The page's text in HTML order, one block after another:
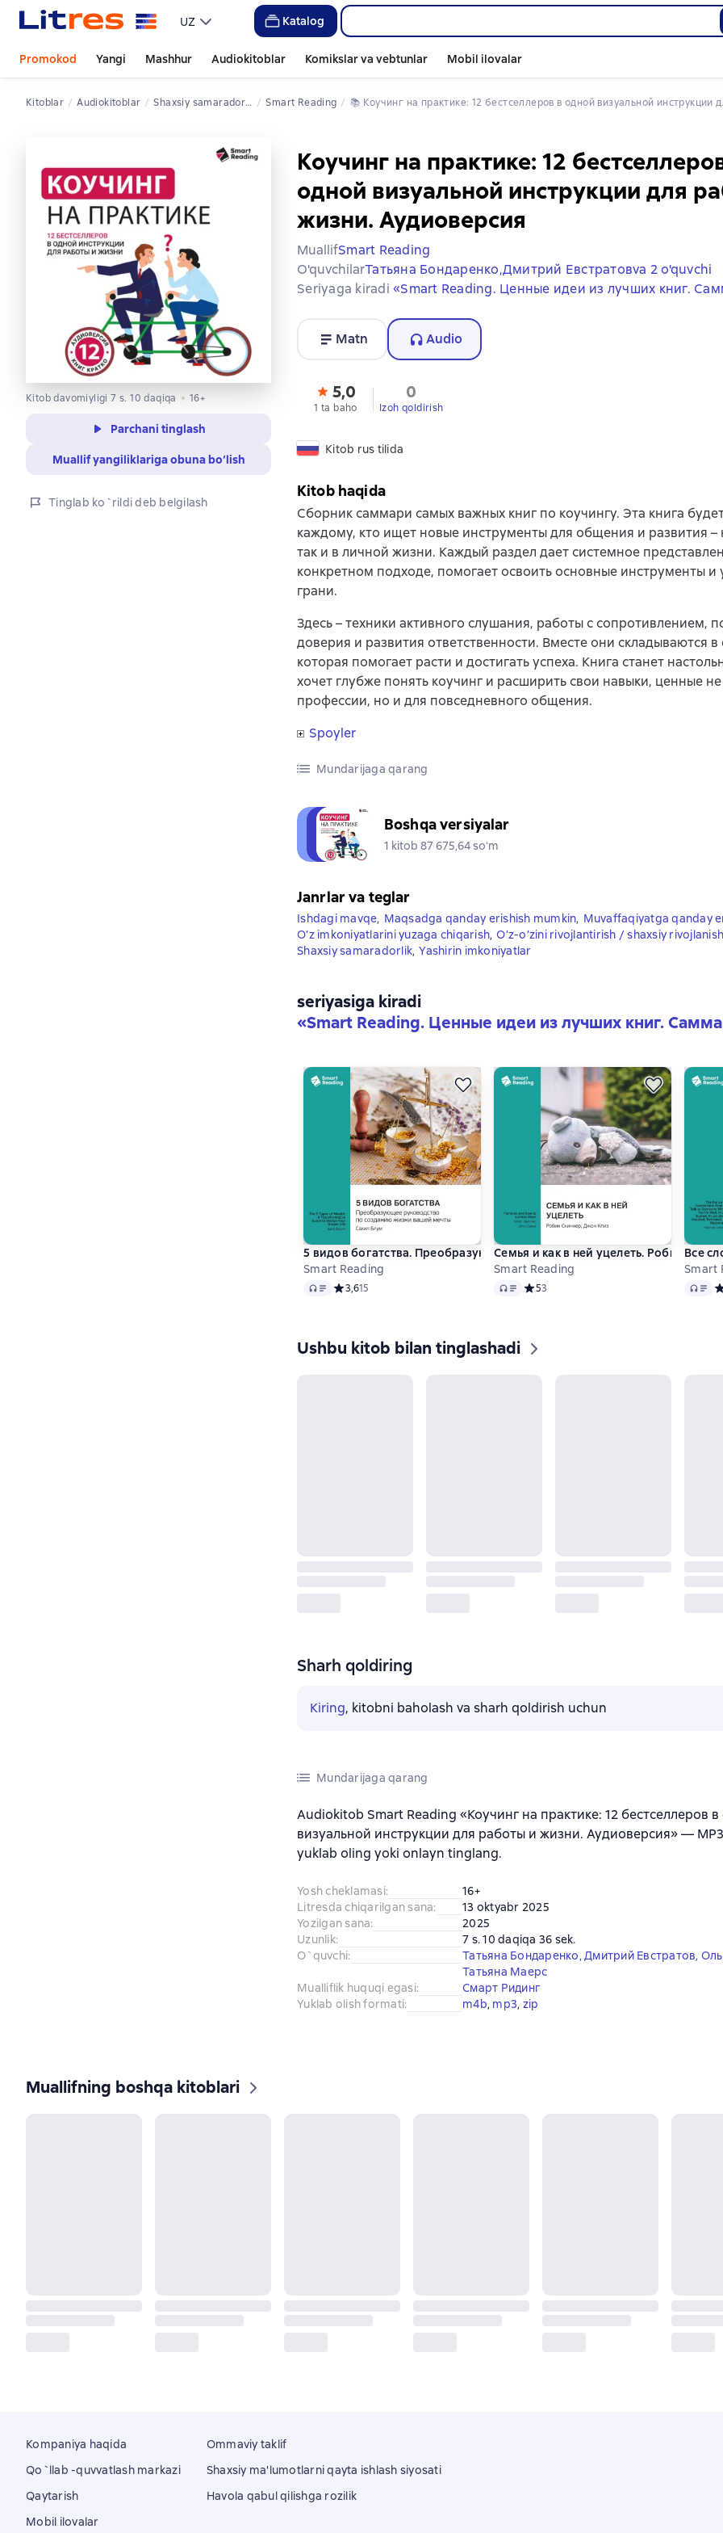
UZ Katalog
Promokod Yangi Mashhur Audiokitoblar Komikslar va vebtunlar Mobil ilovalar
Kitoblar Audiokitoblar shaxsiy samaradorlik Smart Reading 📚 Коучинг на практике: 12 бестселлеров в одной визуальной
Kitob davomiyligi 7 s. 10 daqiqa 16+
Parchani tinglash
Muallif yangiliklariga obuna bo‘lish
Tinglab ko`rildi deb belgilash
Коучинг на практике: 12
одной визуальной инструкции для
жизни. Аудиоверсия
MuallifSmart Reading
O'quvchilarТатьяна Бондаренко,Дмитрий Евстратовva 2 o'quvchi
Seriyaga kiradi «Smart Reading. Ценные идеи из лучших книг.
Matn Audio
5,0
1 ta baho
0
Izoh qoldirish
Kitob rus tilida
Kitob haqida
Сборник саммари самых важных книг по коучингу. Эта книга
каждому, кто ищет новые инструменты для общения и развития –
так и в личной жизни. Каждый раздел дает системное
конкретном подходе, помогает освоить основные инструменты и
грани.
Здесь – техники активного слушания, работы с сопротивлением,
доверия и развития ответственности. Вместе они складываются в
которая помогает расти и достигать успеха. Книга станет
хочет глубже понять коучинг и расширить свои навыки, ценные не
профессии, но и для повседневного общения.
Spoyler
Mundarijaga qarang
Boshqa versiyalar
1 kitob 87 675,64 soʻm
Janrlar va teglar
Ishdagi mavqe, Maqsadga qanday erishish mumkin, Muvaffaqiyatga qanday
O‘z imkoniyatlarini yuzaga chiqarish, O’z-o’zini rivojlantirish / shaxsiy rivojlanish
Shaxsiy samaradorlik, Yashirin imkoniyatlar
seriyasiga kiradi
«Smart Reading. Ценные идеи из лучших книг.
5 видов богатства. Преобразующее руководство по созданию жизни
Smart Reading
Audio Средний рейтинг 3,6 на основе 15 оценок
3,615
Семья и как в ней уцелеть. Робин
Smart Reading
Audio Средний рейтинг 5 на основе 3 оценок
53
Все
Smart
Audio
Ushbu kitob bilan tinglashadi
Sharh qoldiring
Kiring, kitobni baholash va sharh qoldirish uchun
Mundarijaga qarang
Audiokitob Smart Reading «Коучинг на практике: 12 бестселлеров
визуальной инструкции для работы и жизни. Аудиоверсия» —
yuklab oling yoki onlayn tinglang.
Yosh cheklamasi:
16+
Litresda chiqarilgan sana:
13 oktyabr 2025
Yozilgan sana:
2025
Uzunlik:
7 s. 10 daqiqa 36 sek.
O`quvchi: Татьяна Бондаренко, Дмитрий Евстратов,
Татьяна Маерс
Mualliflik huquqi egasi:
Смарт Ридинг
Yuklab olish formati: m4b, mp3, zip
Muallifning boshqa kitoblari
Kompaniya haqida
Qo`llab -quvvatlash markazi
Qaytarish
Mobil ilovalar
Ommaviy taklif
Shaxsiy ma'lumotlarni qayta ishlash siyosati
Havola qabul qilishga rozilik